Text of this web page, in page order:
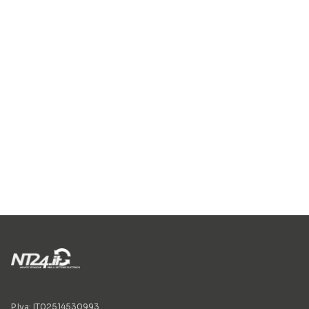
P.Iva: IT02514530993